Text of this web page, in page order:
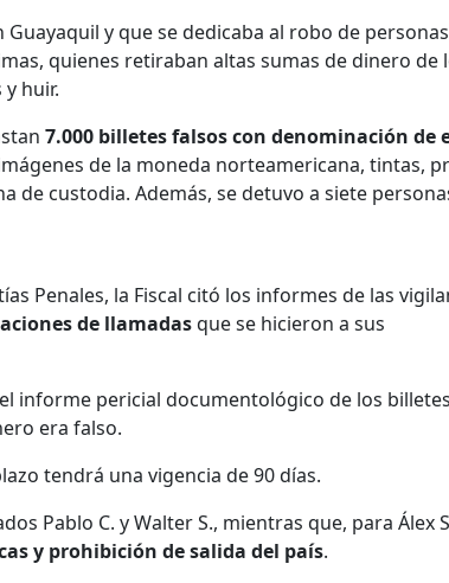
y que se dedicaba al robo de
quienes retiraban altas sumas de dinero de
huir.
7.000 billetes falsos con denominación de
de la moneda norteamericana, tintas,
de custodia. Además, se detuvo a siete
Penales, la Fiscal citó los informes de las
de llamadasque se hicieron a sus
informe pericial documentológico de los billetes
era falso.
tendrá una vigencia de 90 días.
Pablo C. y Walter S., mientras que, para Álex
y prohibición de salida del país.